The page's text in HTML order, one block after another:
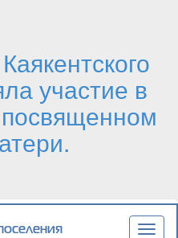
участие в
района приняла
посвященном Дню